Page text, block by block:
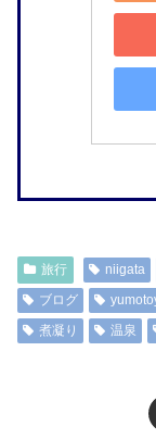
旅行 niigata
ブログ
煮凝り
温泉